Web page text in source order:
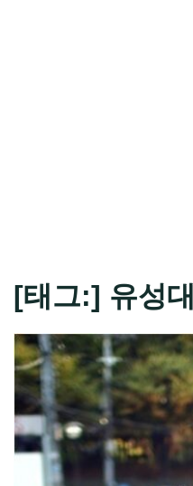
[태그:] 유성